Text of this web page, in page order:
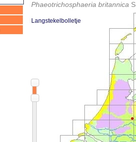
Phaeotrichosphaeria britannica
Langstekelbolletje